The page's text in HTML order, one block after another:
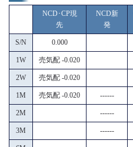
NCD･CP現
先
NCD新
発
S/N 0.000
1W 売気配 -0.020
2W 売気配 -0.020
1M 売気配 -0.020 ------
2M ------
3M ------